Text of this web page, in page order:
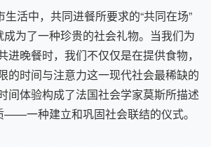
活中，共同进餐所要求的“共同在场”
成为了一种珍贵的社会礼物。当我们为
进晚餐时，我们不仅仅是在提供食物，
的时间与注意力这一现代社会最稀缺的
间体验构成了法国社会学家莫斯所描述
——一种建立和巩固社会联结的仪式。